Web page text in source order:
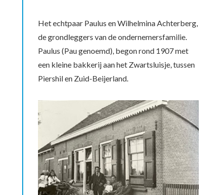
Het echtpaar Paulus en Wilhelmina Achterberg,
de grondleggers van de ondernemersfamilie.
Paulus (Pau genoemd), begon rond 1907 met
een kleine bakkerij aan het Zwartsluisje, tussen
Piershil en Zuid-Beijerland.